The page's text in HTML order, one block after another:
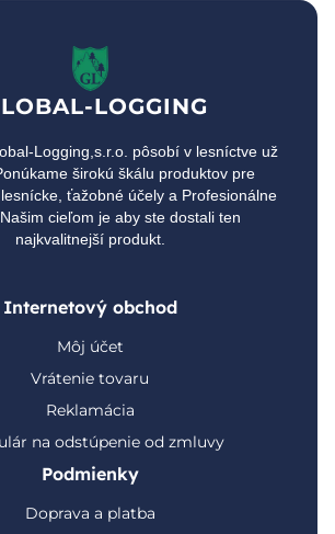
LOGGING
Logging,s.r.o. pôsobí v lesníctve už
širokú škálu produktov pre
ťažobné účely a Profesionálne
cieľom je aby ste dostali ten
najkvalitnejší produkt.
Internetový obchod
Môj účet
Vrátenie tovaru
Reklamácia
na odstúpenie od zmluvy
Podmienky
Doprava a platba